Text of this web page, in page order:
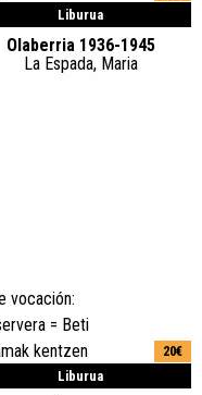
Liburua
Olaberria 1936-1945
La Espada, Maria
Liburua
20€